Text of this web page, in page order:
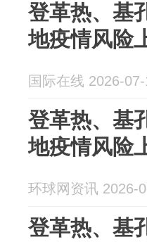
登革热、基
地疫情风险
国际在线 2026-
登革热、基
地疫情风险
环球网资讯 2026-
登革热、基